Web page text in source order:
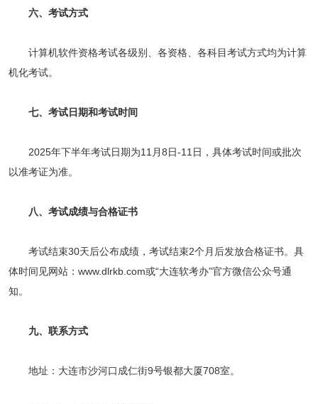
六、考试方式
计算机软件资格考试各级别、各资格、各科目考试方式均为计算
机化考试。
七、考试日期和考试时间
2025年下半年考试日期为11月8日-11日，具体考试时间或批次
以准考证为准。
八、考试成绩与合格证书
考试结束30天后公布成绩，考试结束2个月后发放合格证书。具
体时间见网站：www.dlrkb.com或“大连软考办”官方微信公众号通
知。
九、联系方式
地址：大连市沙河口成仁街9号银都大厦708室。